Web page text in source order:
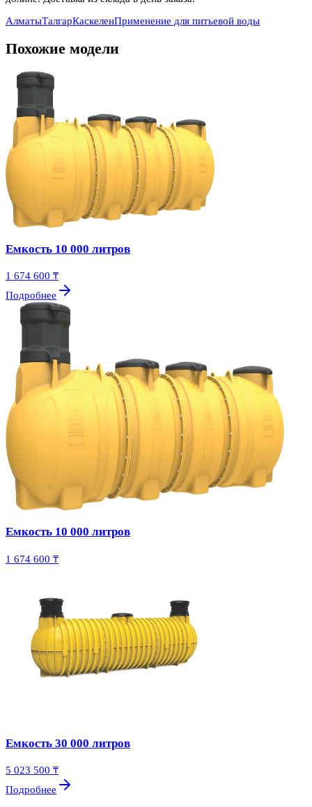
АлматыТалгарКаскеленПрименение для питьевой воды
Похожие модели
Емкость 10 000 литров
1 674 600 ₸
Подробнее
Емкость 10 000 литров
1 674 600 ₸
Емкость 30 000 литров
5 023 500 ₸
Подробнее